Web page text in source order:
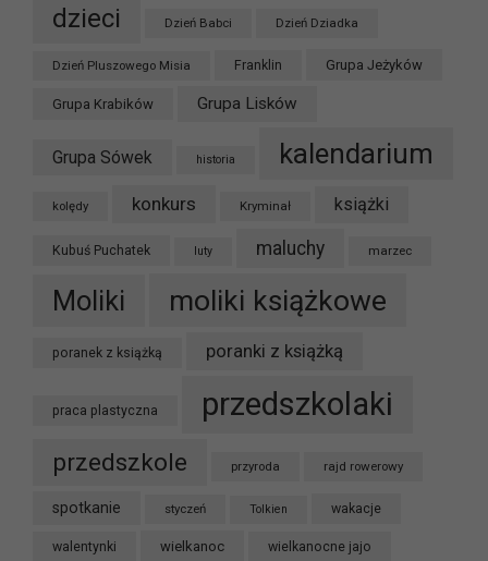
dzieci Dzień Babci Dzień Dziadka
Dzień Pluszowego Misia Franklin Grupa Jeżyków
Grupa Krabików Grupa Lisków
Grupa Sówek historia kalendarium
kolędy konkurs Kryminał książki
Kubuś Puchatek luty maluchy marzec
Moliki moliki książkowe
poranek z książką poranki z książką
praca plastyczna przedszkolaki
przedszkole przyroda rajd rowerowy
spotkanie styczeń Tolkien wakacje
walentynki wielkanoc wielkanocne jajo